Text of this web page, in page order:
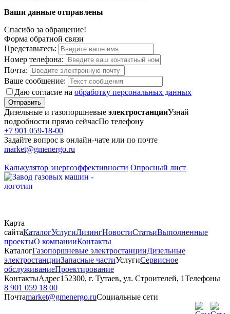
Ваши данные отправлены
Спасибо за обращение!
Форма обратной связи
Представьтесь:
Номер телефона:
Почта:
Ваше сообщение:
Даю согласие на обработку персональных данных
Отправить
Дизельные и газопоршневые электростанцииУзнай
подробности прямо сейчасПо телефону
+7 901 059-18-00
Задайте вопрос в онлайн-чате или по почте
market@gmenergo.ru
Калькулятор энергоэффективности Опросный лист
Карта
сайтаКаталогУслугиЛизингНовостиСтатьиВыполненные
проектыО компанииКонтакты
КаталогГазопоршневые электростанцииДизельные
электростанцииЗапасные частиУслугиСервисное
обслуживаниеПроектирование
КонтактыАдрес152300, г. Тутаев, ул. Строителей, 1Телефоны
8 901 059 18 00
Почтаmarket@gmenergo.ruСоциальные сети